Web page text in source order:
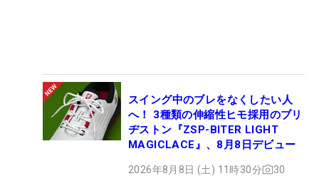
スイング中のブレをなくしたい人
へ！ 3種類の伸縮性ヒモ採用のブリ
ヂストン『ZSP-BITER LIGHT
MAGICLACE』、8月8日デビュー
2026年8月8日 (土) 11時30分 30